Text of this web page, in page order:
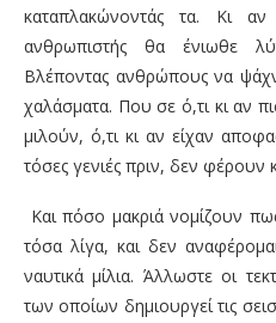
καταπλακώνοντάς τα. Κι
ανθρωπιστής θα ένιωθε
Βλέποντας ανθρώπους να
χαλάσματα. Που σε ό,τι κι αν
μιλούν, ό,τι κι αν είχαν
τόσες γενιές πριν, δεν
Και πόσο μακριά νομίζουν
τόσα λίγα, και δεν
ναυτικά μίλια. Άλλωστε οι
των οποίων δημιουργεί τις